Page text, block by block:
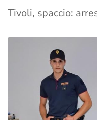
Tivoli, spaccio: